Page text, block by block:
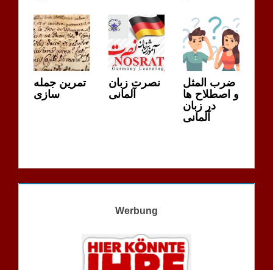
تمرین جمله
سازی
نصرت زبان
آلمانی
ضرب المثل
و اصطلاح ها
در زبان
آلمانی
Werbung